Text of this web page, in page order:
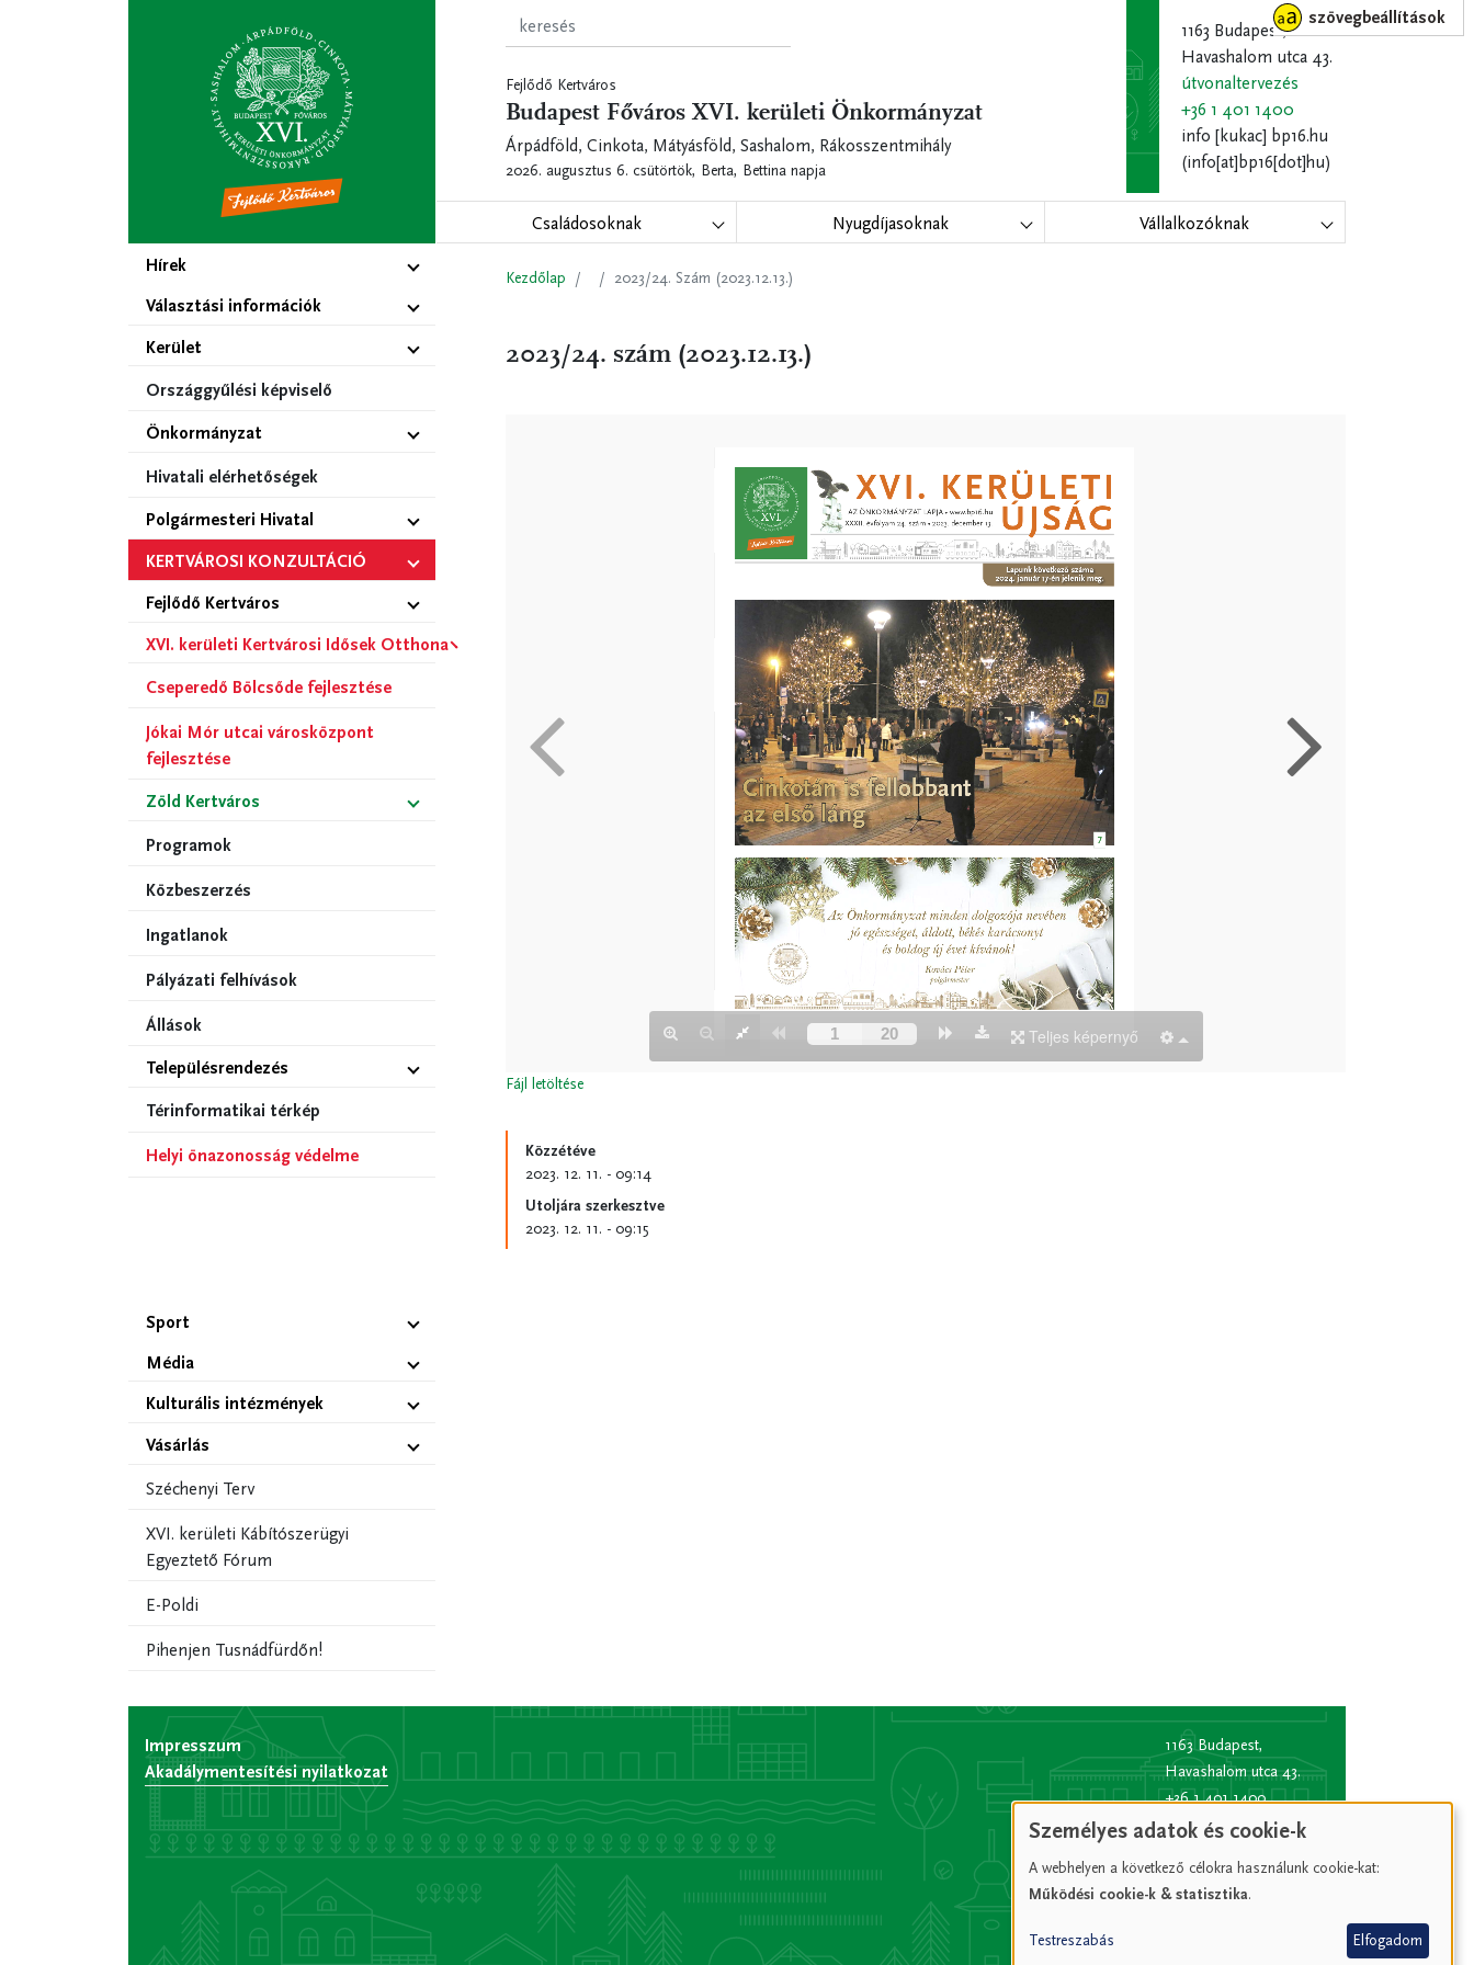
szövegbeállítások
Fejlődő Kertváros
Budapest Főváros XVI. kerületi Önkormányzat
Árpádföld, Cinkota, Mátyásföld, Sashalom, Rákosszentmihály
2026. augusztus 6. csütörtök, Berta, Bettina napja
1163 Budapest,
Havashalom utca 43.
útvonaltervezés
+36 1 401 1400
info [kukac] bp16.hu
(info[at]bp16[dot]hu)
Családosoknak Nyugdíjasoknak
Vállalkozóknak
Hírek
Választási információk
Kerület
Országgyűlési képviselő
Önkormányzat
Hivatali elérhetőségek
Polgármesteri Hivatal
KERTVÁROSI KONZULTÁCIÓ
Fejlődő Kertváros
XVI. kerületi Kertvárosi Idősek Otthona
Cseperedő Bölcsőde fejlesztése
Jókai Mór utcai városközpont
fejlesztése
Zöld Kertváros
Programok
Közbeszerzés
Ingatlanok
Pályázati felhívások
Állások
Településrendezés
Térinformatikai térkép
Helyi önazonosság védelme
Sport
Média
Kulturális intézmények
Vásárlás
Széchenyi Terv
XVI. kerületi Kábítószerügyi
Egyeztető Fórum
E-Poldi
Pihenjen Tusnádfürdőn!
Kezdőlap 2023/24. Szám (2023.12.13.)
2023/24. szám (2023.12.13.)
Fájl letöltése
Közzétéve
2023. 12. 11. - 09:14
Utoljára szerkesztve
2023. 12. 11. - 09:15
Impresszum
Akadálymentesítési nyilatkozat
1163 Budapest,
Havashalom utca 43.
+36 1 401 1400
info[kukac]bp16.hu
Hivatali kapu rövid
név:XVIPOLG
Személyes adatok és cookie-k
A webhelyen a következő célokra használunk cookie-kat:
Működési cookie-k & statisztika.
Testreszabás Elfogadom